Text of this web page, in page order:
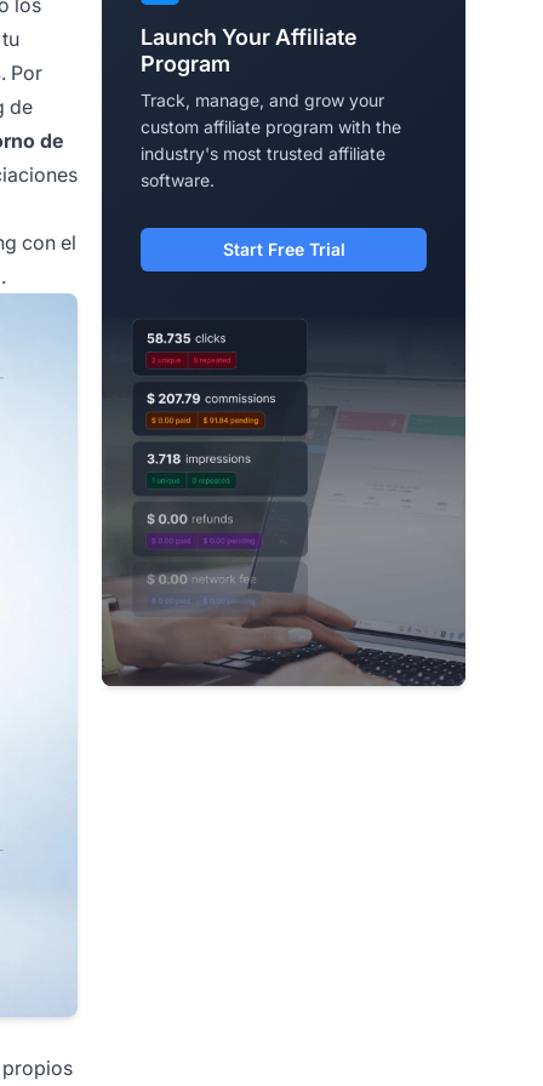
. Por
de
de
con el
propios
Launch Your Affiliate
Program
Track, manage, and grow your
custom affiliate program with the
industry's most trusted affiliate
software.
Start Free Trial